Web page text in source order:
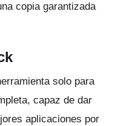
copia garantizada
solo para
capaz de dar
aplicaciones por